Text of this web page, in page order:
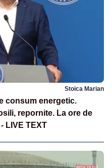
Stoica Marian
consum energetic.
repornite. La ore de
LIVE TEXT